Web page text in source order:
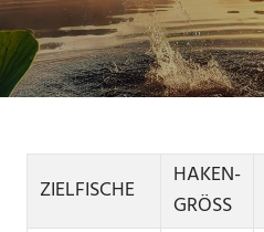
ZIELFISCHE
HAKEN-
GRÖSS